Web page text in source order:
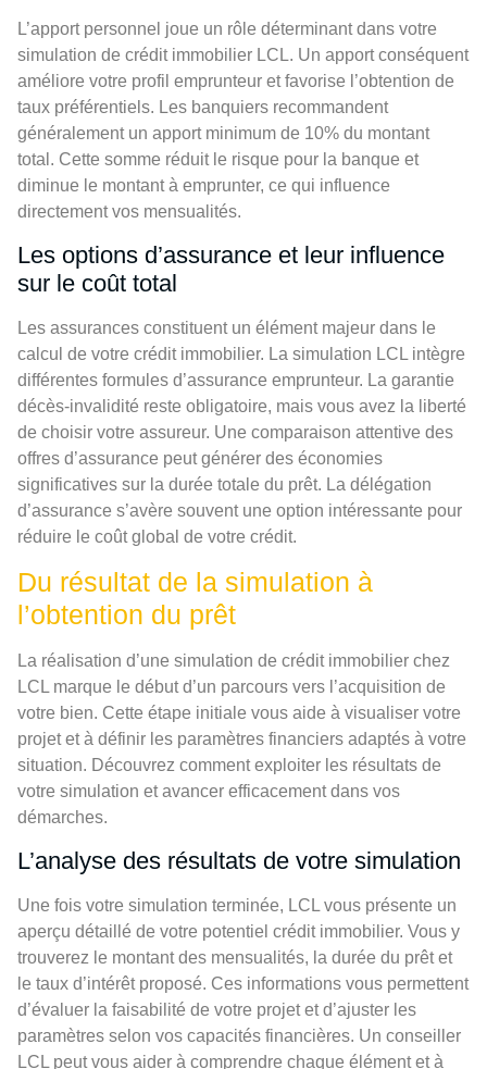
L’apport personnel joue un rôle déterminant dans votre
simulation de crédit immobilier LCL. Un apport conséquent
améliore votre profil emprunteur et favorise l’obtention de
taux préférentiels. Les banquiers recommandent
généralement un apport minimum de 10% du montant
total. Cette somme réduit le risque pour la banque et
diminue le montant à emprunter, ce qui influence
directement vos mensualités.
Les options d’assurance et leur influence
sur le coût total
Les assurances constituent un élément majeur dans le
calcul de votre crédit immobilier. La simulation LCL intègre
différentes formules d’assurance emprunteur. La garantie
décès-invalidité reste obligatoire, mais vous avez la liberté
de choisir votre assureur. Une comparaison attentive des
offres d’assurance peut générer des économies
significatives sur la durée totale du prêt. La délégation
d’assurance s’avère souvent une option intéressante pour
réduire le coût global de votre crédit.
Du résultat de la simulation à
l’obtention du prêt
La réalisation d’une simulation de crédit immobilier chez
LCL marque le début d’un parcours vers l’acquisition de
votre bien. Cette étape initiale vous aide à visualiser votre
projet et à définir les paramètres financiers adaptés à votre
situation. Découvrez comment exploiter les résultats de
votre simulation et avancer efficacement dans vos
démarches.
L’analyse des résultats de votre simulation
Une fois votre simulation terminée, LCL vous présente un
aperçu détaillé de votre potentiel crédit immobilier. Vous y
trouverez le montant des mensualités, la durée du prêt et
le taux d’intérêt proposé. Ces informations vous permettent
d’évaluer la faisabilité de votre projet et d’ajuster les
paramètres selon vos capacités financières. Un conseiller
LCL peut vous aider à comprendre chaque élément et à